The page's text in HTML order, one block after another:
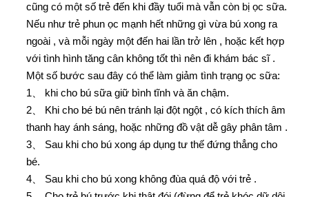
cũng có một số trẻ đến khi đầy tuổi mà vẫn còn bị ọc sữa.
Nếu như trẻ phun ọc mạnh hết những gì vừa bú xong ra
ngoài , và mỗi ngày một đến hai lần trở lên , hoặc kết hợp
với tình hình tăng cân không tốt thì nên đi khám bác sĩ .
Một số bước sau đây có thể làm giảm tình trạng ọc sữa:
1、 khi cho bú sữa giữ bình tĩnh và ăn chậm.
2、 Khi cho bé bú nên tránh lại đột ngột , có kích thích âm
thanh hay ánh sáng, hoặc những đồ vật dễ gây phân tâm .
3、 Sau khi cho bú xong áp dụng tư thế đứng thẳng cho
bé.
4、 Sau khi cho bú xong không đùa quá độ với trẻ .